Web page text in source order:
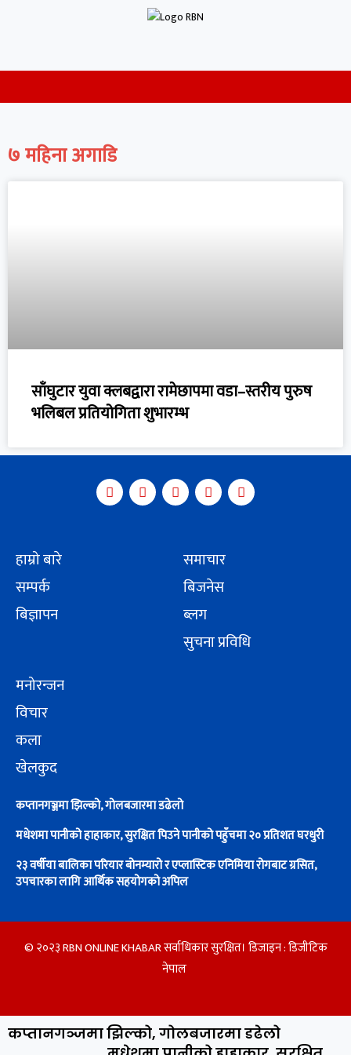
७ महिना अगाडि
साँघुटार युवा क्लबद्वारा रामेछापमा वडा–स्तरीय पुरुष
भलिबल प्रतियोगिता शुभारम्भ
हाम्रो बारे
सम्पर्क
बिज्ञापन
समाचार
बिजनेस
ब्लग
सुचना प्रविधि
मनोरन्जन
विचार
कला
खेलकुद
कप्तानगञ्जमा झिल्को, गोलबजारमा डढेलो
मधेशमा पानीको हाहाकार, सुरक्षित पिउने पानीको पहुँचमा २० प्रतिशत घरधुरी
२३ वर्षीया बालिका परियार बोनम्यारो र एप्लास्टिक एनिमिया रोगबाट ग्रसित,
उपचारका लागि आर्थिक सहयोगको अपिल
© २०२३ RBN ONLINE KHABAR सर्वाधिकार सुरक्षित। डिजाइन :डिजीटिक
नेपाल
कप्तानगञ्जमा झिल्को, गोलबजारमा डढेलो